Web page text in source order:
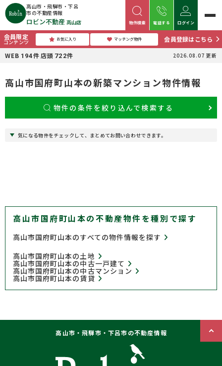
高山市・飛騨市・下呂
市の不動産情報
ロビン不動産 高山店 物件検索 電話する ログイン
会員限定
コンテンツ お気に入り マッチング物件
会員登録はこちら
WEB 194件 店頭 722件 2026.08.07 更新
高山市国府町山本の新築マンション物件情報
物件の条件を絞り込んで検索する
気になる物件をチェックして、まとめてお問い合わせできます。
高山市国府町山本の不動産物件を種別で探す
高山市国府町山本のすべての物件情報を探す
高山市国府町山本の土地
高山市国府町山本の中古一戸建て
高山市国府町山本の中古マンション
高山市国府町山本の賃貸
高山市・飛騨市・下呂市の不動産情報